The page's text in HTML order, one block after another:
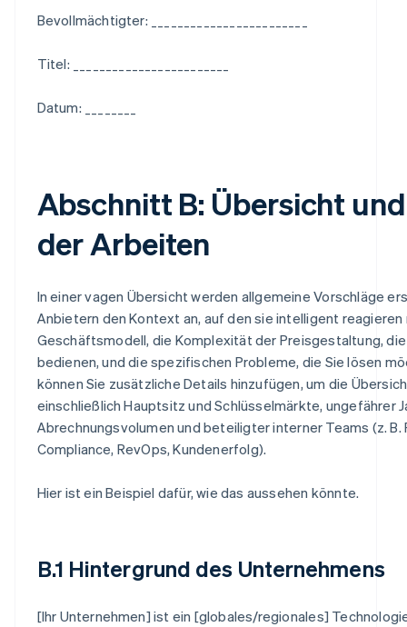
Bevollmächtigter: ________________________
Titel: ________________________
Datum: ________
Abschnitt B: Übersicht
der Arbeiten
In einer vagen Übersicht werden allgemeine Vorschläge
Anbietern den Kontext an, auf den sie intelligent reagieren
Geschäftsmodell, die Komplexität der Preisgestaltung,
bedienen, und die spezifischen Probleme, die Sie lösen
können Sie zusätzliche Details hinzufügen, um die
einschließlich Hauptsitz und Schlüsselmärkte, ungefährer
Abrechnungsvolumen und beteiligter interner Teams (z. B.
Compliance, RevOps, Kundenerfolg).
Hier ist ein Beispiel dafür, wie das aussehen könnte.
B.1 Hintergrund des Unternehmens
[Ihr Unternehmen] ist ein [globales/regionales]